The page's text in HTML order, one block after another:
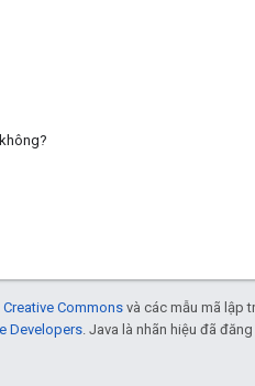
Commons và các mẫu mã lập
Developers . Java là nhãn hiệu đã